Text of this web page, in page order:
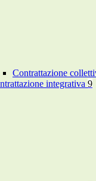
Contrattazione
integrativa 9